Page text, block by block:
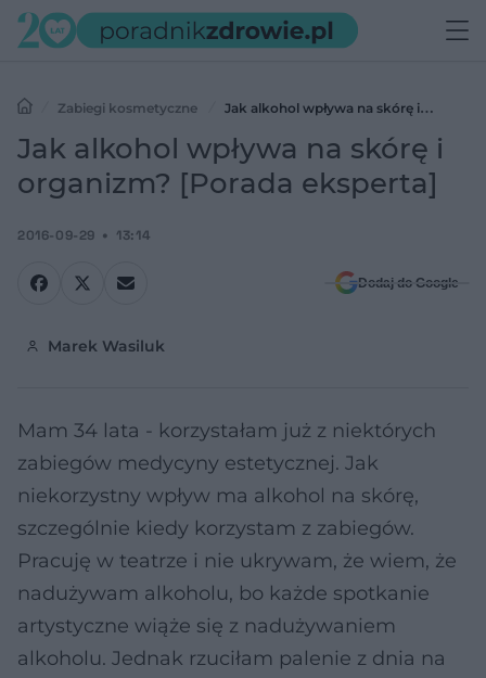
Zabiegi kosmetyczne
Jak alkohol wpływa na skórę i
organizm? [Porada eksperta]
Jak alkohol wpływa na skórę i
organizm? [Porada eksperta]
2016-09-29 13:14
Dodaj do Google
Marek Wasiluk
Mam 34 lata - korzystałam już z niektórych
zabiegów medycyny estetycznej. Jak
niekorzystny wpływ ma alkohol na skórę,
szczególnie kiedy korzystam z zabiegów.
Pracuję w teatrze i nie ukrywam, że wiem, że
nadużywam alkoholu, bo każde spotkanie
artystyczne wiąże się z nadużywaniem
alkoholu. Jednak rzuciłam palenie z dnia na